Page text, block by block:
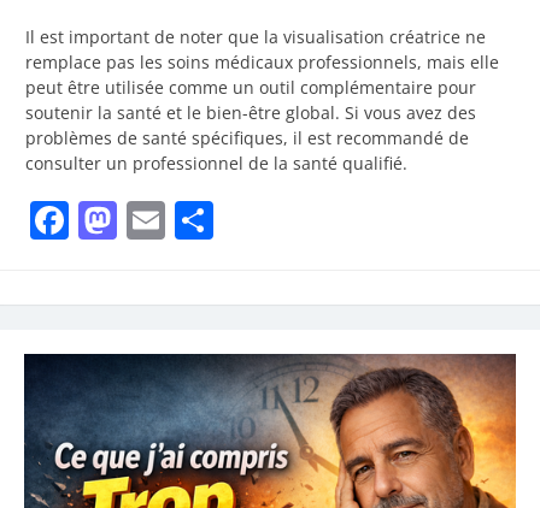
Il est important de noter que la visualisation créatrice ne
remplace pas les soins médicaux professionnels, mais elle
peut être utilisée comme un outil complémentaire pour
soutenir la santé et le bien-être global. Si vous avez des
problèmes de santé spécifiques, il est recommandé de
consulter un professionnel de la santé qualifié.
Facebook
Mastodon
Email